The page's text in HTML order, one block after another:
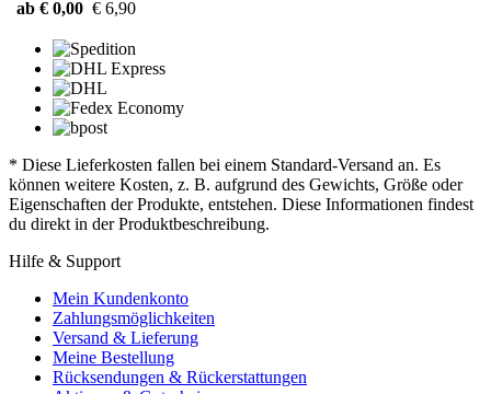
ab € 0,00 € 6,90
* Diese Lieferkosten fallen bei einem Standard-Versand an. Es
können weitere Kosten, z. B. aufgrund des Gewichts, Größe oder
Eigenschaften der Produkte, entstehen. Diese Informationen findest
du direkt in der Produktbeschreibung.
Hilfe & Support
Mein Kundenkonto
Zahlungsmöglichkeiten
Versand & Lieferung
Meine Bestellung
Rücksendungen & Rückerstattungen